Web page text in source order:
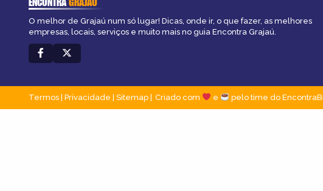
O melhor de Grajaú num só lugar! Dicas, onde ir, o que fazer, as melhores
empresas, locais, serviços e muito mais no guia Encontra Grajaú.
Termos Privacidade Sitemap Criado com e pelo time do